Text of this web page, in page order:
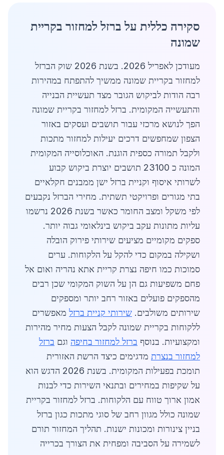
סקירה כללית על ברזל למחזור בקריית
שמונה
מעודכן לאפריל 2026. בשנת 2026 שוק הברזל
למחזור בקריית שמונה ממשיך להתפתח במהירות
רבה הודות לביקוש הגובר מצד תעשיית הבנייה
והתעשייה המקומית. ברזל למחזור בקריית שמונה
הפך לנושא מרכזי עבור תושבים ועסקים באזור
הצפון שמחפשים דרכים יעילות למחזור מתכות
ולקבל תמורה כספית הוגנת. האוכלוסייה המקומית
המונה כ 23100 תושבים יוצרת ביקוש קבוע
לשרותי איסוף וקניית ברזל ישן ממבנים חקלאיים
בתי מגורים ופרויקטי תשתית. מחירי הברזל נקבעים
לפי משקל ומצב החומר כאשר בשנת 2026 נרשמו
עליות מתונות עקב ביקוש בינלאומי גבוה יותר.
ספקים מקומיים מציעים שירותי פירוק הובלה
ושקילה במקום כדי להקל על הלקוחות. ערים
סמוכות כמו חיפה נצרת קריית אתא נהריה ואום אל
פחם משפיעות גם הן על השוק המקומי שכן רבים
מהספקים פועלים באזור רחב יותר ומספקים
שירותים משולבים. שירותי קניית ברזל מאפשרים
ללקוחות בקריית שמונה לקבל הצעות מחיר מהירות
ומקצועיות. בנוסף ברזל למחזור בחיפה וגם ברזל
למחזור בנצרת מדגימים כיצד הרשת האזורית
תומכת בפעילות המקומית. בשנת 2026 הדגש הוא
על שקיפות במחירים ובתנאי השירות כדי לבנות
אמון ארוך טווח עם הלקוחות. ברזל למחזור בקריית
שמונה כולל מגוון רחב של סוגי מתכות כגון ברזל
בניין צינורות ומכונות ישנות. תהליך המחזור תורם
לשמירה על הסביבה ומפחית את הצורך בכרייה